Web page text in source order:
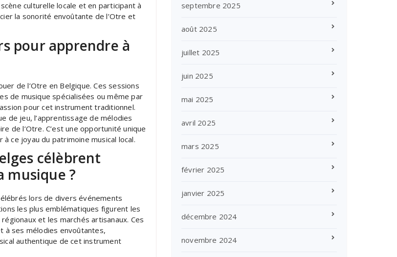
culturelle locale et en participant à
la sonorité envoûtante de l’Otre et
pour apprendre à
de l’Otre en Belgique. Ces sessions
de musique spécialisées ou même par
pour cet instrument traditionnel.
de jeu, l’apprentissage de mélodies
de l’Otre. C’est une opportunité unique
ce joyau du patrimoine musical local.
célèbrent
musique ?
lors de divers événements
les plus emblématiques figurent les
et les marchés artisanaux. Ces
à ses mélodies envoûtantes,
authentique de cet instrument
septembre 2025
août 2025
juillet 2025
juin 2025
mai 2025
avril 2025
mars 2025
février 2025
janvier 2025
décembre 2024
novembre 2024